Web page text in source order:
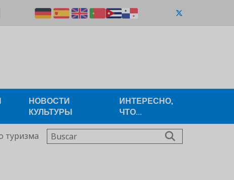
НОВОСТИ
КУЛЬТУРЫ
ИНТЕРЕСНО,
ЧТО...
туризма Buscar